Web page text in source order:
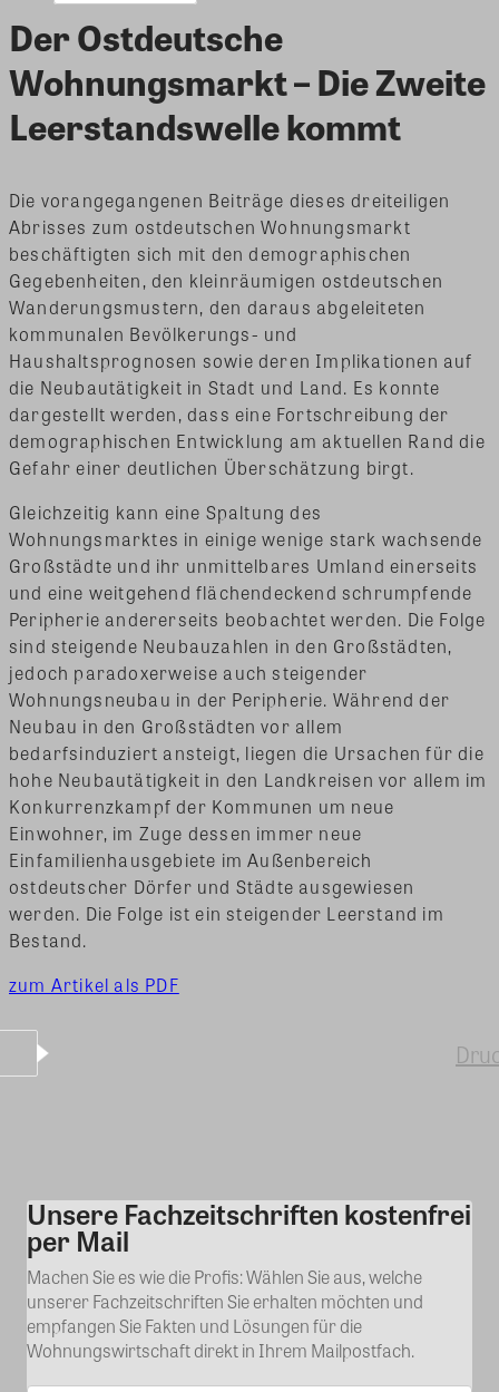
Der Ostdeutsche
Wohnungsmarkt – Die Zweite
Leerstandswelle kommt
Die vorangegangenen Beiträge dieses dreiteiligen
Abrisses zum ostdeutschen Wohnungsmarkt
beschäftigten sich mit den demographischen
Gegebenheiten, den kleinräumigen ostdeutschen
Wanderungsmustern, den daraus abgeleiteten
kommunalen Bevölkerungs- und
Haushaltsprognosen sowie deren Implikationen auf
die Neubautätigkeit in Stadt und Land. Es konnte
dargestellt werden, dass eine Fortschreibung der
demographischen Entwicklung am aktuellen Rand die
Gefahr einer deutlichen Überschätzung birgt.
Gleichzeitig kann eine Spaltung des
Wohnungsmarktes in einige wenige stark wachsende
Großstädte und ihr unmittelbares Umland einerseits
und eine weitgehend flächendeckend schrumpfende
Peripherie andererseits beobachtet werden. Die Folge
sind steigende Neubauzahlen in den Großstädten,
jedoch paradoxerweise auch steigender
Wohnungsneubau in der Peripherie. Während der
Neubau in den Großstädten vor allem
bedarfsinduziert ansteigt, liegen die Ursachen für die
hohe Neubautätigkeit in den Landkreisen vor allem im
Konkurrenzkampf der Kommunen um neue
Einwohner, im Zuge dessen immer neue
Einfamilienhausgebiete im Außenbereich
ostdeutscher Dörfer und Städte ausgewiesen
werden. Die Folge ist ein steigender Leerstand im
Bestand.
zum Artikel als PDF
Kommentar
Unsere Fachzeitschriften kostenfrei
per Mail
Machen Sie es wie die Profis: Wählen Sie aus, welche
unserer Fachzeitschriften Sie erhalten möchten und
empfangen Sie Fakten und Lösungen für die
Wohnungswirtschaft direkt in Ihrem Mailpostfach.